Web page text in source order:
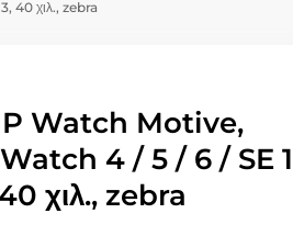
40 χιλ., zebra
Watch Motive,
4 / 5 / 6 / SE 1
χιλ., zebra